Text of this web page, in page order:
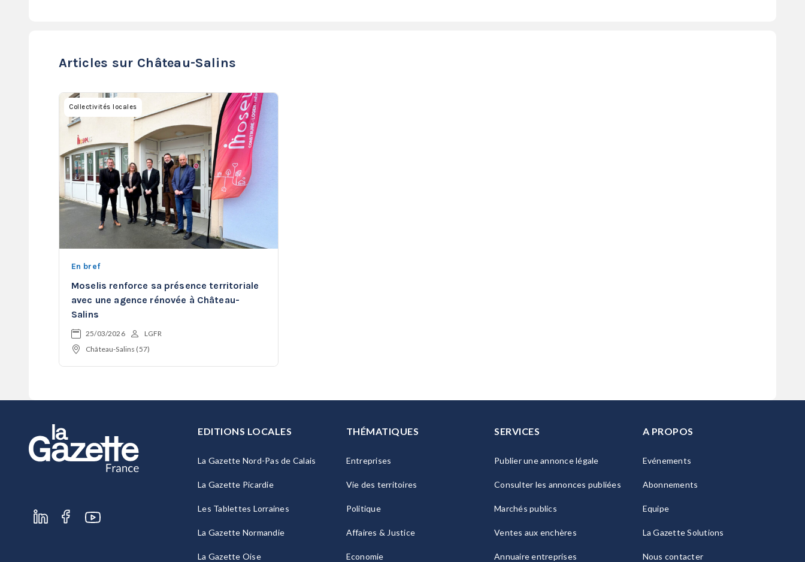
Articles sur Château-Salins
Collectivités locales
En bref
Moselis renforce sa présence territoriale
avec une agence rénovée à Château-
Salins
25/03/2026
LGFR
Château-Salins (57)
EDITIONS LOCALES
La Gazette Nord-Pas de Calais
La Gazette Picardie
Les Tablettes Lorraines
La Gazette Normandie
La Gazette Oise
THÉMATIQUES
Entreprises
Vie des territoires
Politique
Affaires & Justice
Economie
SERVICES
Publier une annonce légale
Consulter les annonces publiées
Marchés publics
Ventes aux enchères
Annuaire entreprises
A PROPOS
Evénements
Abonnements
Equipe
La Gazette Solutions
Nous contacter